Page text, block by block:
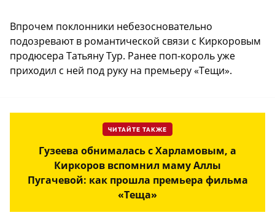
Впрочем поклонники небезосновательно
подозревают в романтической связи с Киркоровым
продюсера Татьяну Тур. Ранее поп-король уже
приходил с ней под руку на премьеру «Тещи».
ЧИТАЙТЕ ТАКЖЕ
Гузеева обнималась с Харламовым, а
Киркоров вспомнил маму Аллы
Пугачевой: как прошла премьера фильма
«Теща»